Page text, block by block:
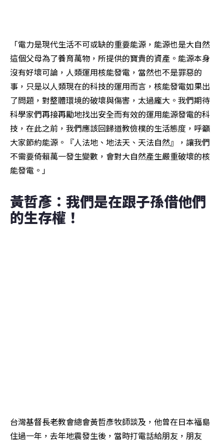
「電力是現代生活不可或缺的重要能源，能源也是大自然
這個父母為了養育萬物，所提供的寶貴的資產。能源本身
沒有好壞可論，人類運用核能發電，當然也不是罪惡的
事，只是以人類現在的科技的運用而言，核能發電如果出
了問題，對整體環境的破壞與傷害，太過龐大。我們期待
科學家們再接再勵地找出安全而有效的運用能源發電的科
技，在此之前，我們應該回歸道教儉樸的生活態度，呼籲
大家節約能源。『人法地、地法天、天法自然』，讓我們
不需要倚賴萬一發生變數，會對大自然產生嚴重破壞的核
能發電。」
黃哲彥：我們是在跟子孫借他們
的生存權！
台灣基督長老教會總會黃哲彥牧師談及，他曾在日本福島
住過一年，去年地震發生後，當時打電話給朋友，朋友